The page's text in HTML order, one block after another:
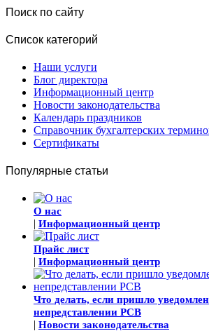
Поиск по сайту
Список категорий
Наши услуги
Блог директора
Информационный центр
Новости законодательства
Календарь праздников
Справочник бухгалтерских
Сертификаты
Популярные статьи
О нас
| Информационный центр
Прайс лист
| Информационный центр
Что делать, если пришло
непредставлении РСВ
| Новости законодательства